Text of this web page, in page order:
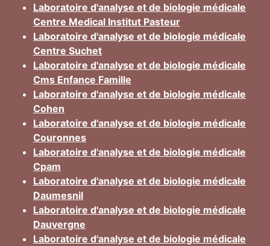
Laboratoire d'analyse et de biologie médicale
Centre Medical Institut Pasteur
Laboratoire d'analyse et de biologie médicale
Centre Suchet
Laboratoire d'analyse et de biologie médicale
Cms Enfance Famille
Laboratoire d'analyse et de biologie médicale
Cohen
Laboratoire d'analyse et de biologie médicale
Couronnes
Laboratoire d'analyse et de biologie médicale
Cpam
Laboratoire d'analyse et de biologie médicale
Daumesnil
Laboratoire d'analyse et de biologie médicale
Dauvergne
Laboratoire d'analyse et de biologie médicale